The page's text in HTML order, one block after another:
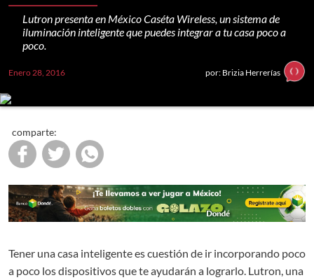
Lutron presenta en México Caséta Wireless, un sistema de
iluminación inteligente que puedes integrar a tu casa poco a
poco.
Enero 28, 2016 por: Brizia Herrerías
comparte:
Tener una casa inteligente es cuestión de ir incorporando poco
a poco los dispositivos que te ayudarán a lograrlo. Lutron, una